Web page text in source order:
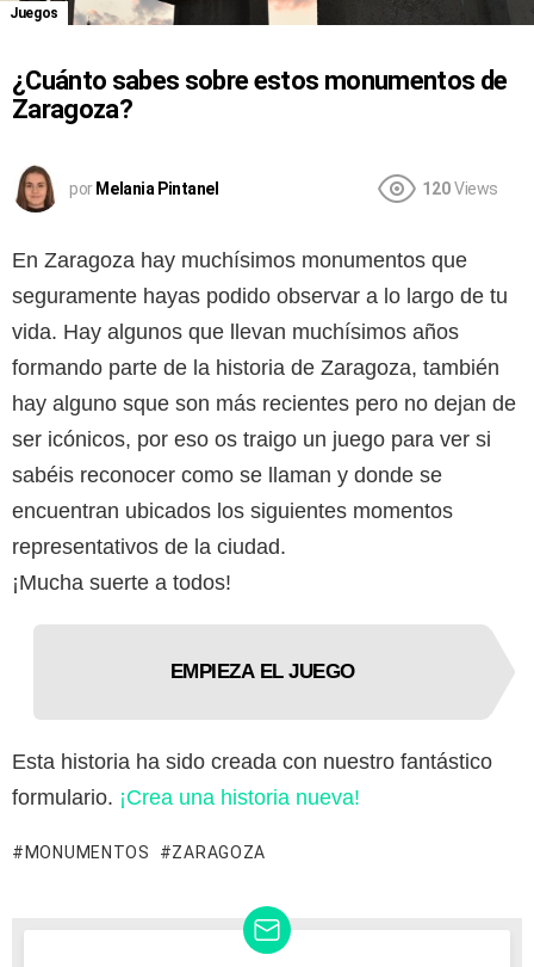
Juegos
¿Cuánto sabes sobre estos monumentos de
Zaragoza?
por Melania Pintanel 120 Views
En Zaragoza hay muchísimos monumentos que
seguramente hayas podido observar a lo largo de tu
vida. Hay algunos que llevan muchísimos años
formando parte de la historia de Zaragoza, también
hay alguno sque son más recientes pero no dejan de
ser icónicos, por eso os traigo un juego para ver si
sabéis reconocer como se llaman y donde se
encuentran ubicados los siguientes momentos
representativos de la ciudad.
¡Mucha suerte a todos!
EMPIEZA EL JUEGO
Esta historia ha sido creada con nuestro fantástico
formulario. ¡Crea una historia nueva!
MONUMENTOS ZARAGOZA